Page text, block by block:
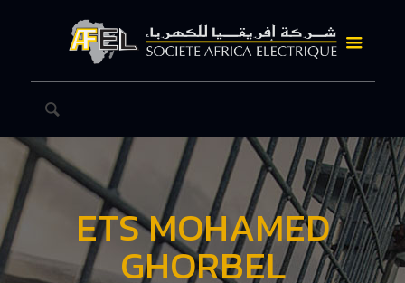
ETS MOHAMED
GHORBEL